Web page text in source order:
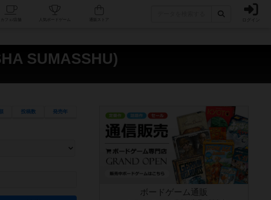
人気ボードゲーム ログイン
SUMASSHU)
投稿数 発売年
定することができます。マニュアルを読む時間や参加者へのルール説明時間は含まれていないため、初めて
ステムを理解できるよう、中世ファンタジー・クッキング・海賊同士の対決など、ゲームコンセプトを絞
システムです。主にボードゲームに慣れている方向けの絞込機能です。例えば「ダイスロール」はランダ
ボードゲーム通販